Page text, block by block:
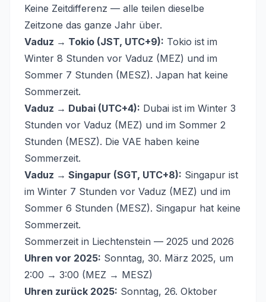
Keine Zeitdifferenz — alle teilen dieselbe
Zeitzone das ganze Jahr über.
Vaduz → Tokio (JST, UTC+9): Tokio ist im
Winter 8 Stunden vor Vaduz (MEZ) und im
Sommer 7 Stunden (MESZ). Japan hat keine
Sommerzeit.
Vaduz → Dubai (UTC+4): Dubai ist im Winter 3
Stunden vor Vaduz (MEZ) und im Sommer 2
Stunden (MESZ). Die VAE haben keine
Sommerzeit.
Vaduz → Singapur (SGT, UTC+8): Singapur ist
im Winter 7 Stunden vor Vaduz (MEZ) und im
Sommer 6 Stunden (MESZ). Singapur hat keine
Sommerzeit.
Sommerzeit in Liechtenstein — 2025 und 2026
Uhren vor 2025: Sonntag, 30. März 2025, um
2:00 → 3:00 (MEZ → MESZ)
Uhren zurück 2025: Sonntag, 26. Oktober